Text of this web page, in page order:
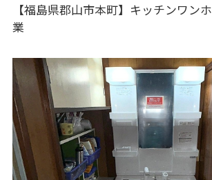
【福島県郡山市本町】キッチンワン
業